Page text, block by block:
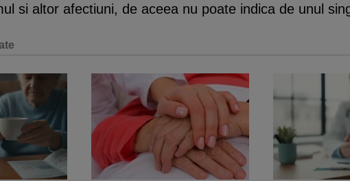
si altor afectiuni, de aceea nu poate indica de unul